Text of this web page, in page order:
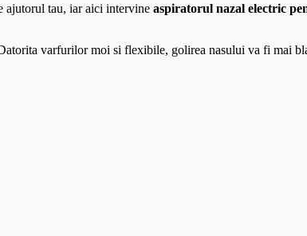
ajutorul tau, iar aici intervine aspiratorul nazal electric
varfurilor moi si flexibile, golirea nasului va fi mai